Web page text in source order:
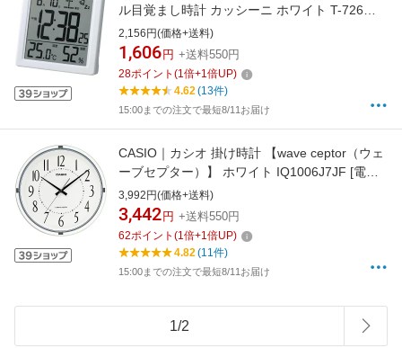
ル目覚まし時計 カッシーニ ホワイト T-726
WH-Z [デジタル]
2,156円(価格+送料)
1,606 円 +送料550円
28ポイント (1倍+1倍UP)
4.62(13件)
15:00までの注文で最短8/11お届け
CASIO｜カシオ 掛け時計 【wave ceptor（ウェ
ーブセプター）】 ホワイト IQ1006J7JF [電波
自動受信機能有][IQ1006J7JF]
3,992円(価格+送料)
3,442 円 +送料550円
62ポイント (1倍+1倍UP)
4.82(11件)
15:00までの注文で最短8/11お届け
1/2